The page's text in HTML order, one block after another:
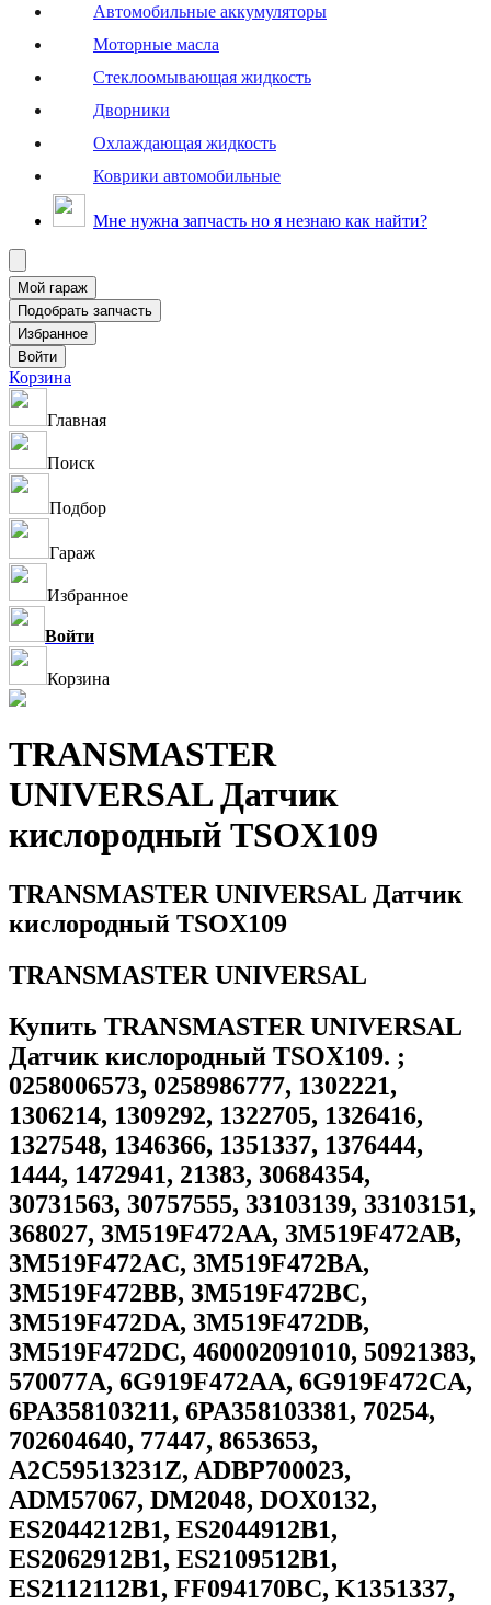
Автомобильные аккумуляторы
Моторные масла
Стеклоомывающая жидкость
Дворники
Охлаждающая жидкость
Коврики автомобильные
Мне нужна запчасть но я незнаю как найти?
Корзина
Главная
Поиск
Подбор
Гараж
Избранное
Войти
Корзина
TRANSMASTER
UNIVERSAL Датчик
кислородный TSOX109
TRANSMASTER UNIVERSAL Датчик
кислородный TSOX109
TRANSMASTER UNIVERSAL
Купить TRANSMASTER UNIVERSAL
Датчик кислородный TSOX109. ;
0258006573, 0258986777, 1302221,
1306214, 1309292, 1322705, 1326416,
1327548, 1346366, 1351337, 1376444,
1444, 1472941, 21383, 30684354,
30731563, 30757555, 33103139, 33103151,
368027, 3M519F472AA, 3M519F472AB,
3M519F472AC, 3M519F472BA,
3M519F472BB, 3M519F472BC,
3M519F472DA, 3M519F472DB,
3M519F472DC, 460002091010, 50921383,
570077A, 6G919F472AA, 6G919F472CA,
6PA358103211, 6PA358103381, 70254,
702604640, 77447, 8653653,
A2C59513231Z, ADBP700023,
ADM57067, DM2048, DOX0132,
ES2044212B1, ES2044912B1,
ES2062912B1, ES2109512B1,
ES2112112B1, FF094170BC, K1351337,